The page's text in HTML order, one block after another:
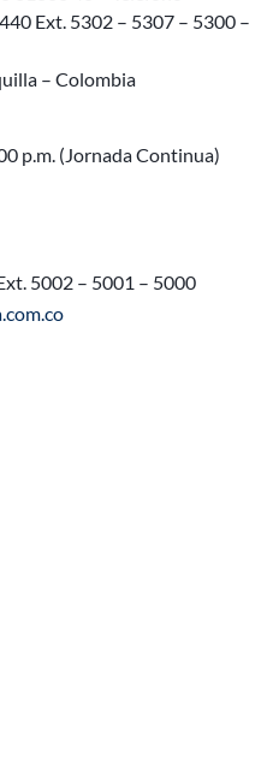
Ext. 5302 – 5307 – 5300 –
– Colombia
p.m. (Jornada Continua)
5002 – 5001 – 5000